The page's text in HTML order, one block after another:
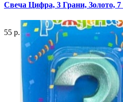
Свеча Цифра, 3 Грани, Золото,
55 р.